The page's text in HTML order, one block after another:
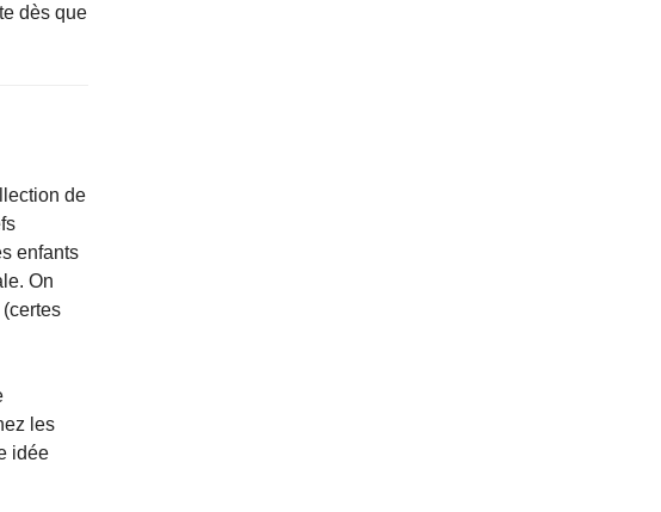
dès que
de
enfants
On
les
idée